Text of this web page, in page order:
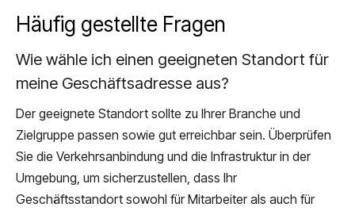
Häufig gestellte Fragen
Wie wähle ich einen geeigneten Standort für
meine Geschäftsadresse aus?
Der geeignete Standort sollte zu Ihrer Branche und
Zielgruppe passen sowie gut erreichbar sein. Überprüfen
Sie die Verkehrsanbindung und die Infrastruktur in der
Umgebung, um sicherzustellen, dass Ihr
Geschäftsstandort sowohl für Mitarbeiter als auch für